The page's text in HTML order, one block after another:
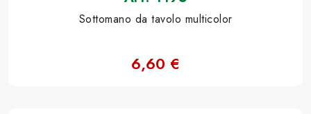
Sottomano da tavolo multicolor
6,60 €